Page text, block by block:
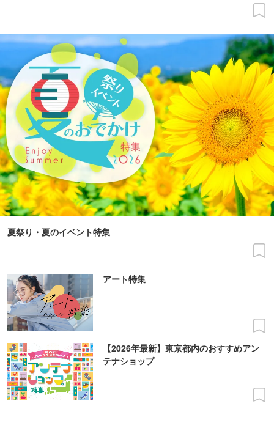
夏祭り・夏のイベント特集
アート特集
【2026年最新】東京都内のおすすめアン
テナショップ